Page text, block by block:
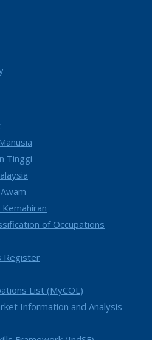
Tinggi
Kemahiran
of Occupations
Register
List (MyCOL)
Information and Analysis